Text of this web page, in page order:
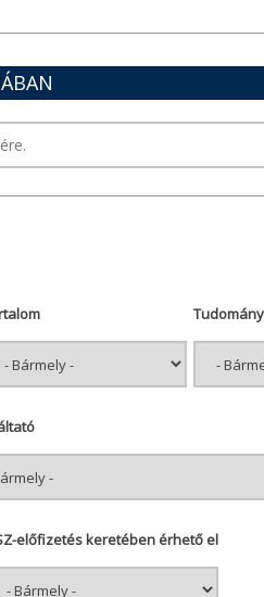
előfizetés keretében érhető el